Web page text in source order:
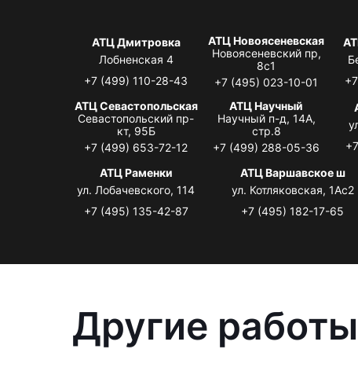
АТЦ Дмитровка
Лобненская 4
+7 (499) 110-28-43
АТЦ Новоясеневская
Новоясеневский пр,
8с1
+7 (495) 023-10-01
АТЦ Севастопольская
Севастопольский пр-
кт, 95Б
+7 (499) 653-72-12
АТЦ Научный
Научный п-д, 14А,
стр.8
+7 (499) 288-05-36
АТЦ Раменки
ул. Лобачевского, 114
+7 (495) 135-42-87
АТЦ Варшавское ш
ул. Котляковская, 1Ас2
+7 (495) 182-17-65
Другие